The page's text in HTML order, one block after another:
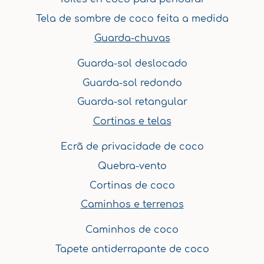
k
a
s
n
Tela de sombre de coco feita a medida
Guarda-chuvas
Guarda-sol deslocado
Guarda-sol redondo
Guarda-sol retangular
Cortinas e telas
Ecrã de privacidade de coco
Quebra-vento
Cortinas de coco
Caminhos e terrenos
Caminhos de coco
Tapete antiderrapante de coco